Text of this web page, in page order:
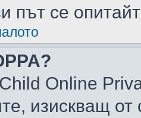
път се
Online
изискващ от